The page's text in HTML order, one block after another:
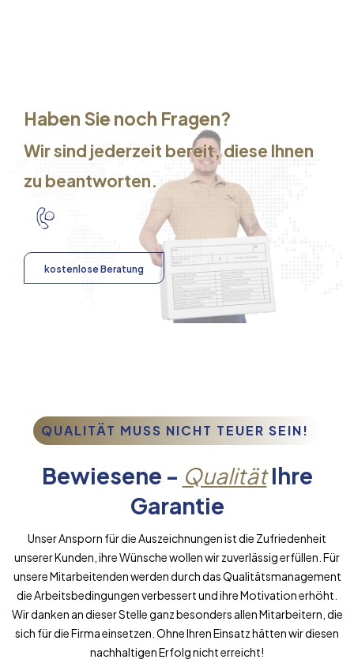
Haben Sie noch Fragen?
Wir sind jederzeit bereit, diese Ihnen
zu beantworten.
kostenlose Beratung
QUALITÄT MUSS NICHT TEUER SEIN!
Bewiesene - QualitätIhre
Garantie
Unser Ansporn für die Auszeichnungen ist die Zufriedenheit
unserer Kunden, ihre Wünsche wollen wir zuverlässig erfüllen. Für
unsere Mitarbeitenden werden durch das Qualitätsmanagement
die Arbeitsbedingungen verbessert und ihre Motivation erhöht.
Wir danken an dieser Stelle ganz besonders allen Mitarbeitern, die
sich für die Firma einsetzen. Ohne Ihren Einsatz hätten wir diesen
nachhaltigen Erfolg nicht erreicht!